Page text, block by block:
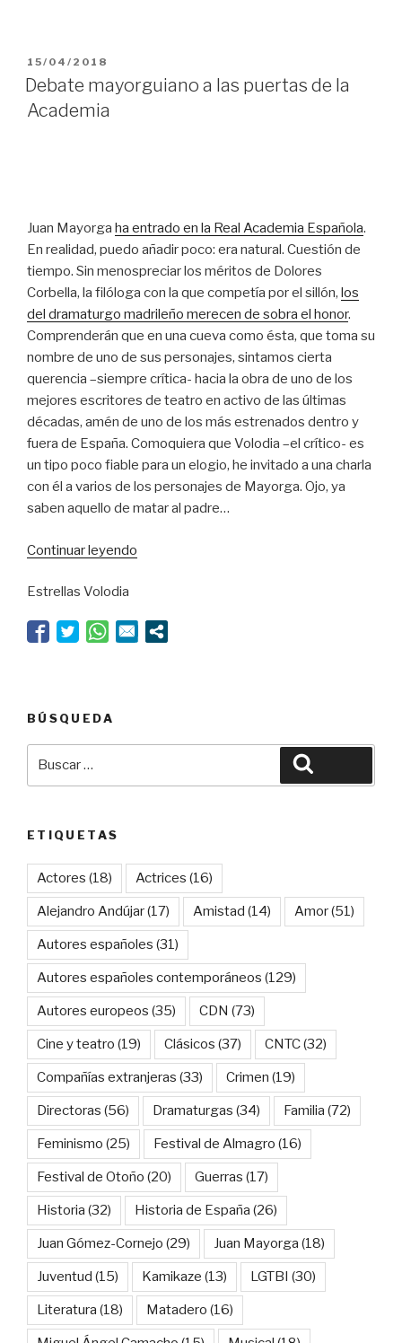
PUBLICADO
EL
15/04/2018
Debate mayorguiano a las puertas de la
Academia
Juan Mayorga ha entrado en la Real Academia Española.
En realidad, puedo añadir poco: era natural. Cuestión de
tiempo. Sin menospreciar los méritos de Dolores
Corbella, la filóloga con la que competía por el sillón, los
del dramaturgo madrileño merecen de sobra el honor.
Comprenderán que en una cueva como ésta, que toma su
nombre de uno de sus personajes, sintamos cierta
querencia –siempre crítica- hacia la obra de uno de los
mejores escritores de teatro en activo de las últimas
décadas, amén de uno de los más estrenados dentro y
fuera de España. Comoquiera que Volodia –el crítico- es
un tipo poco fiable para un elogio, he invitado a una charla
con él a varios de los personajes de Mayorga. Ojo, ya
saben aquello de matar al padre…
Continuar leyendo
puertas
Estrellas Volodia
BÚSQUEDA
ETIQUETAS
Actores (18) Actrices (16)
Alejandro Andújar(17) Amistad (14) Amor(51)
Autores españoles (31)
Autores españoles contemporáneos (129)
Autores europeos (35) CDN (73)
Cine y teatro (19) Clásicos (37) CNTC(32)
Compañías extranjeras (33) Crimen (19)
Directoras (56) Dramaturgas (34) Familia (72)
Feminismo (25) Festival de Almagro (16)
Festival de Otoño (20) Guerras (17)
Historia (32) Historia de España (26)
Juan Gómez-Cornejo (29) Juan Mayorga (18)
Juventud (15) Kamikaze (13) LGTBI (30)
Literatura (18) Matadero (16)